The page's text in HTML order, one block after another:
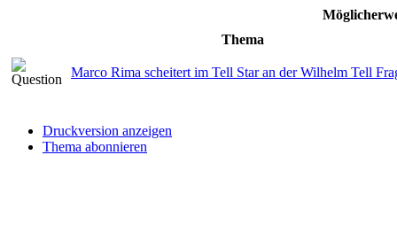
Thema
Marco Rima scheitert im Tell Star an der Wilhelm Tell
Druckversion anzeigen
Thema abonnieren